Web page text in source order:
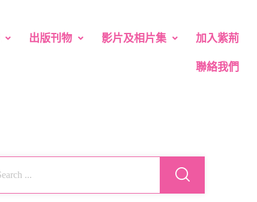
出版刊物 影片及相片集 加入紫荊
聯絡我們